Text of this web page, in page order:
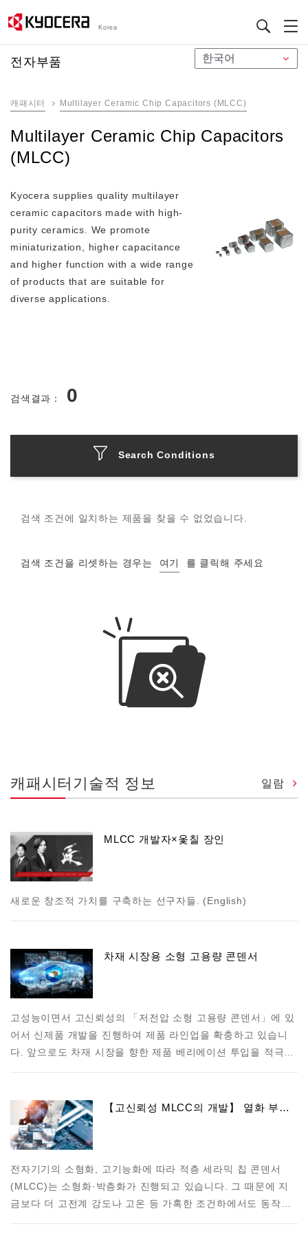
Korea
전자부품
캐패시터 Multilayer Ceramic Chip Capacitors (MLCC)
Multilayer Ceramic Chip Capacitors
(MLCC)
Kyocera supplies quality multilayer
ceramic capacitors made with high-
purity ceramics. We promote
miniaturization, higher capacitance
and higher function with a wide range
of products that are suitable for
diverse applications.
검색결과： 0
Search Conditions
검색 조건에 일치하는 제품을 찾을 수 없었습니다.
검색 조건을 리셋하는 경우는 여기 를 클릭해 주세요
캐패시터기술적 정보 일람
MLCC 개발자×옻칠 장인
새로운 창조적 가치를 구축하는 선구자들. (English)
차재 시장용 소형 고용량 콘덴서
고성능이면서 고신뢰성의 「저전압 소형 고용량 콘덴서」에 있
어서 신제품 개발을 진행하여 제품 라인업을 확충하고 있습니
다. 앞으로도 차재 시장을 향한 제품 베리에이션 투입을 적극…
【고신뢰성 MLCC의 개발】 열화 부…
전자기기의 소형화, 고기능화에 따라 적층 세라믹 칩 콘덴서
(MLCC)는 소형화·박층화가 진행되고 있습니다. 그 때문에 지
금보다 더 고전계 강도나 고온 등 가혹한 조건하에서도 동작…